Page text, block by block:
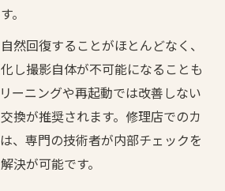
ラの揺れは草加で即日解消可能
カメラ修理の安心を手に入れる
の揺れるカメラを解決する
修理のタイパも重視できる理由
の震えを草加で安心して直す
。
然回復することがほとんどなく、
し撮影自体が不可能になることも
ーニングや再起動では改善しない
換が推奨されます。修理店でのカ
、専門の技術者が内部チェックを
決が可能です。